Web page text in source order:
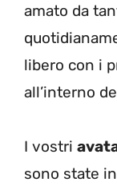
amato da
libero con i
all’interno
I vostri
sono state